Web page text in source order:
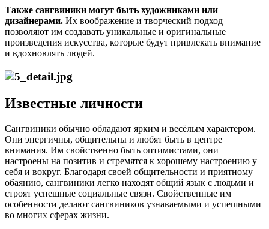
Также сангвиники могут быть художниками или
дизайнерами. Их воображение и творческий подход
позволяют им создавать уникальные и оригинальные
произведения искусства, которые будут привлекать внимание
и вдохновлять людей.
Известные личности
Сангвиники обычно обладают ярким и весёлым характером.
Они энергичны, общительны и любят быть в центре
внимания. Им свойственно быть оптимистами, они
настроены на позитив и стремятся к хорошему настроению у
себя и вокруг. Благодаря своей общительности и приятному
обаянию, сангвиники легко находят общий язык с людьми и
строят успешные социальные связи. Свойственные им
особенности делают сангвиников узнаваемыми и успешными
во многих сферах жизни.